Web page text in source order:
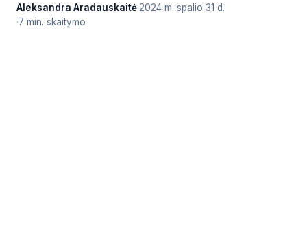
Aleksandra Aradauskaitė 2024 m. spalio 31 d.
7 min. skaitymo